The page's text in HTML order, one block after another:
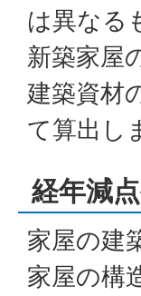
は異なる
新築家屋
建築資材
て算出し
経年減
家屋の建
家屋の構